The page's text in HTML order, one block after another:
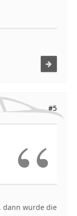
#5
dann wurde die